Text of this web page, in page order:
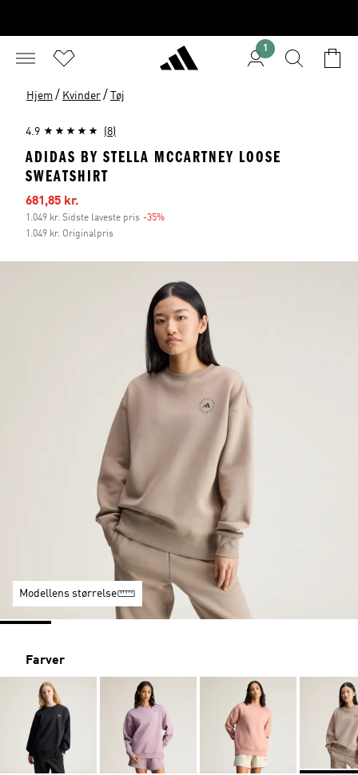
1
Hjem / Kvinder / Tøj
4.9 (8)
ADIDAS BY STELLA MCCARTNEY LOOSE
SWEATSHIRT
Udsalgspris
681,85 kr.
1.049 kr. Sidste laveste pris -35%
1.049 kr. Originalpris
Modellens størrelse
Farver